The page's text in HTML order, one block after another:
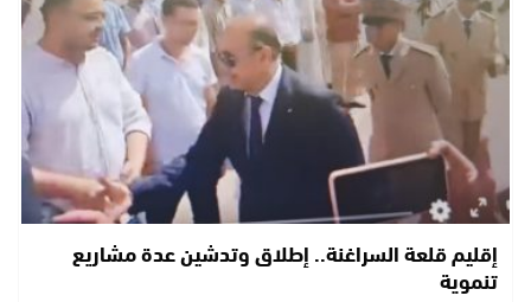
إقليم قلعة السراغنة.. إطلاق وتدشين عدة مشاريع
تنموية